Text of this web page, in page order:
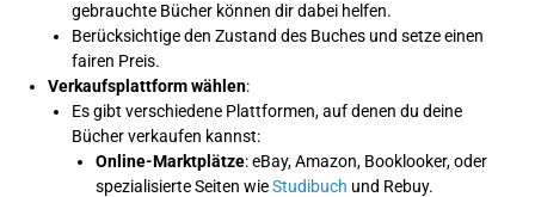
gebrauchte Bücher können dir dabei helfen.
Berücksichtige den Zustand des Buches und setze einen
fairen Preis.
Verkaufsplattform wählen:
Es gibt verschiedene Plattformen, auf denen du deine
Bücher verkaufen kannst:
Online-Marktplätze: eBay, Amazon, Booklooker, oder
spezialisierte Seiten wieStudibuch und Rebuy.